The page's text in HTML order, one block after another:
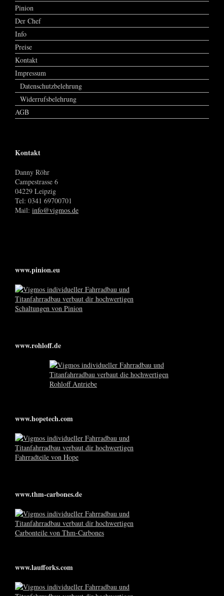
Pinion
Der Chef
Info
Preise
Kontakt
Impressum
Datenschutzbelehrung
Widerrufsbelehrung
AGB
Kontakt
Danny Röhr
Campestrasse 6
04229 Leipzig
Tel: 0341 69700701
Mail: info@vigmos.de
www.pinion.eu
www.rohloff.de
www.hopetech.com
www.thm-carbones.de
www.laufforks.com